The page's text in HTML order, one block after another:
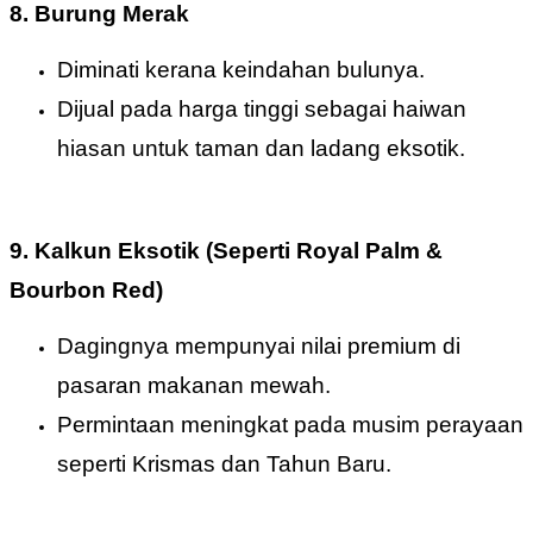
8. Burung Merak
Diminati kerana keindahan bulunya.
Dijual pada harga tinggi sebagai haiwan
hiasan untuk taman dan ladang eksotik.
9. Kalkun Eksotik (Seperti Royal Palm &
Bourbon Red)
Dagingnya mempunyai nilai premium di
pasaran makanan mewah.
Permintaan meningkat pada musim perayaan
seperti Krismas dan Tahun Baru.